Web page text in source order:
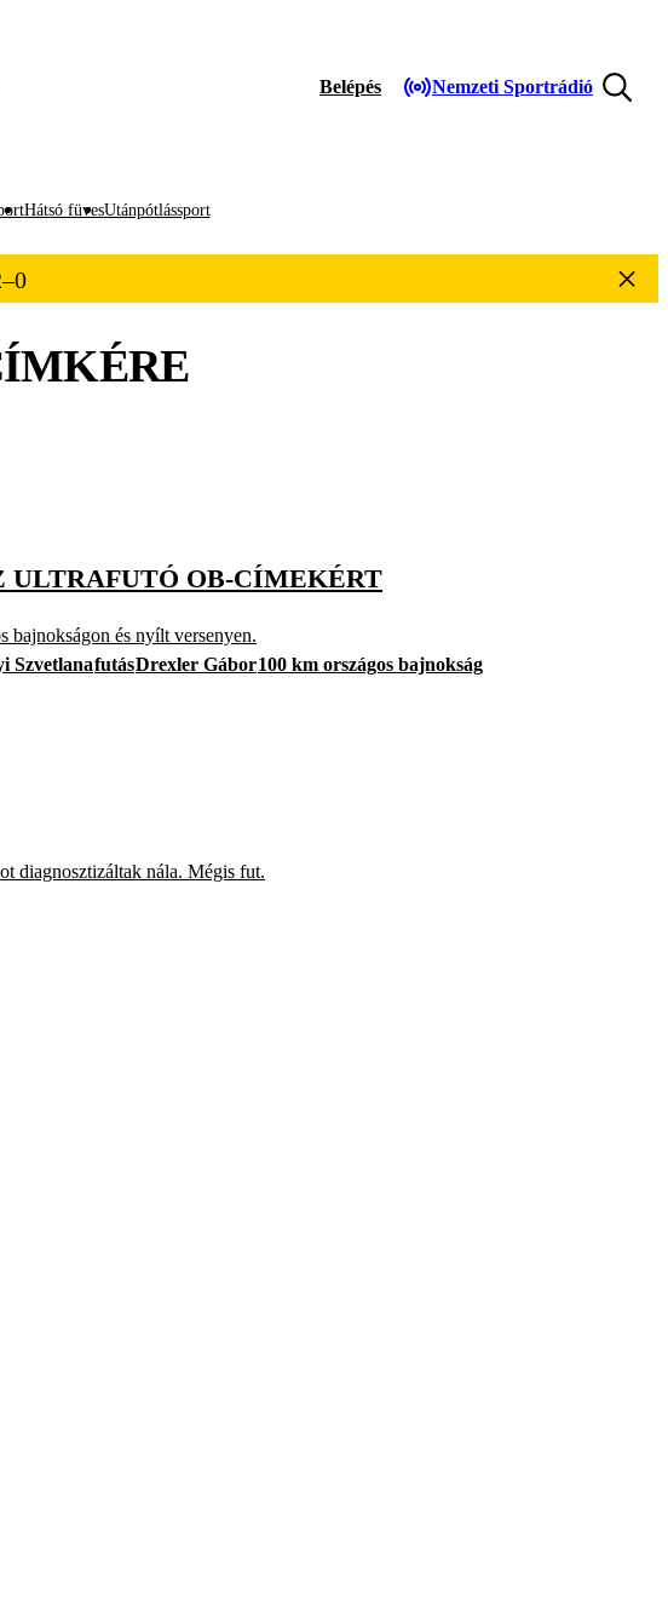
Belépés Nemzeti Sportrádió
Hátsó füvesUtánpótlássport
ULTRAFUTÓ OB-CÍMEKÉRT
bajnokságon és nyílt versenyen.
SzvetlanafutásDrexler Gábor100 km országos bajnokság
diagnosztizáltak nála. Mégis fut.